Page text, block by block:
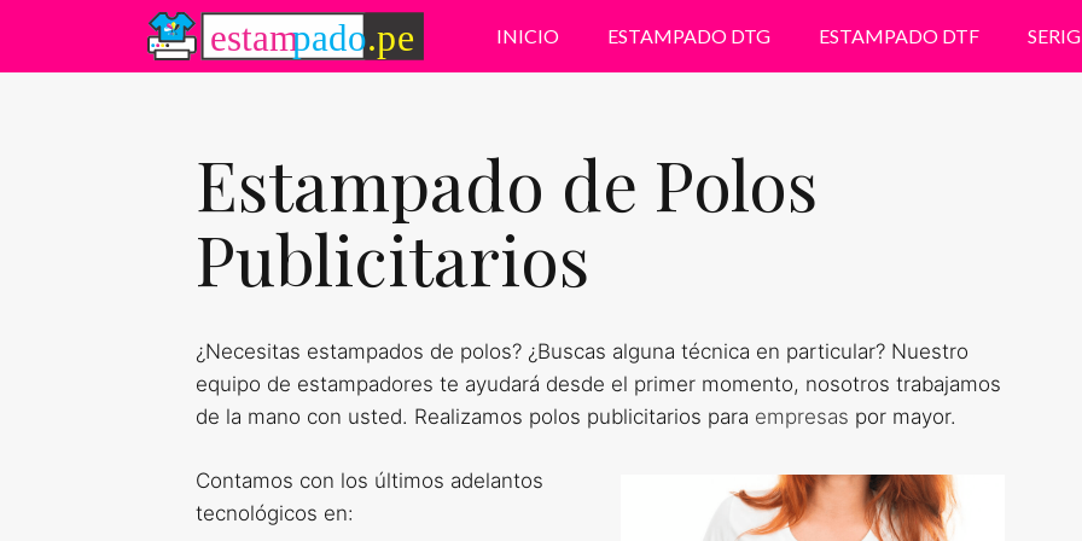
contenido
INICIO ESTAMPADO DTG ESTAMPADO DTF
Estampado de Polos
Publicitarios
¿Necesitas estampados de polos? ¿Buscas alguna técnica en particular? Nuestro
equipo de estampadores te ayudará desde el primer momento, nosotros trabajamos
de la mano con usted. Realizamos polos publicitarios para empresas por mayor.
Contamos con los últimos adelantos
tecnológicos en: